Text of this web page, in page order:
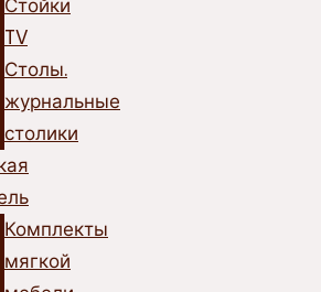
Стойки
TV
Столы.
журнальные
столики
Комплекты
мягкой